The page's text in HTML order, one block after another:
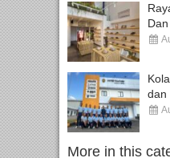
Dan
dan
More in this